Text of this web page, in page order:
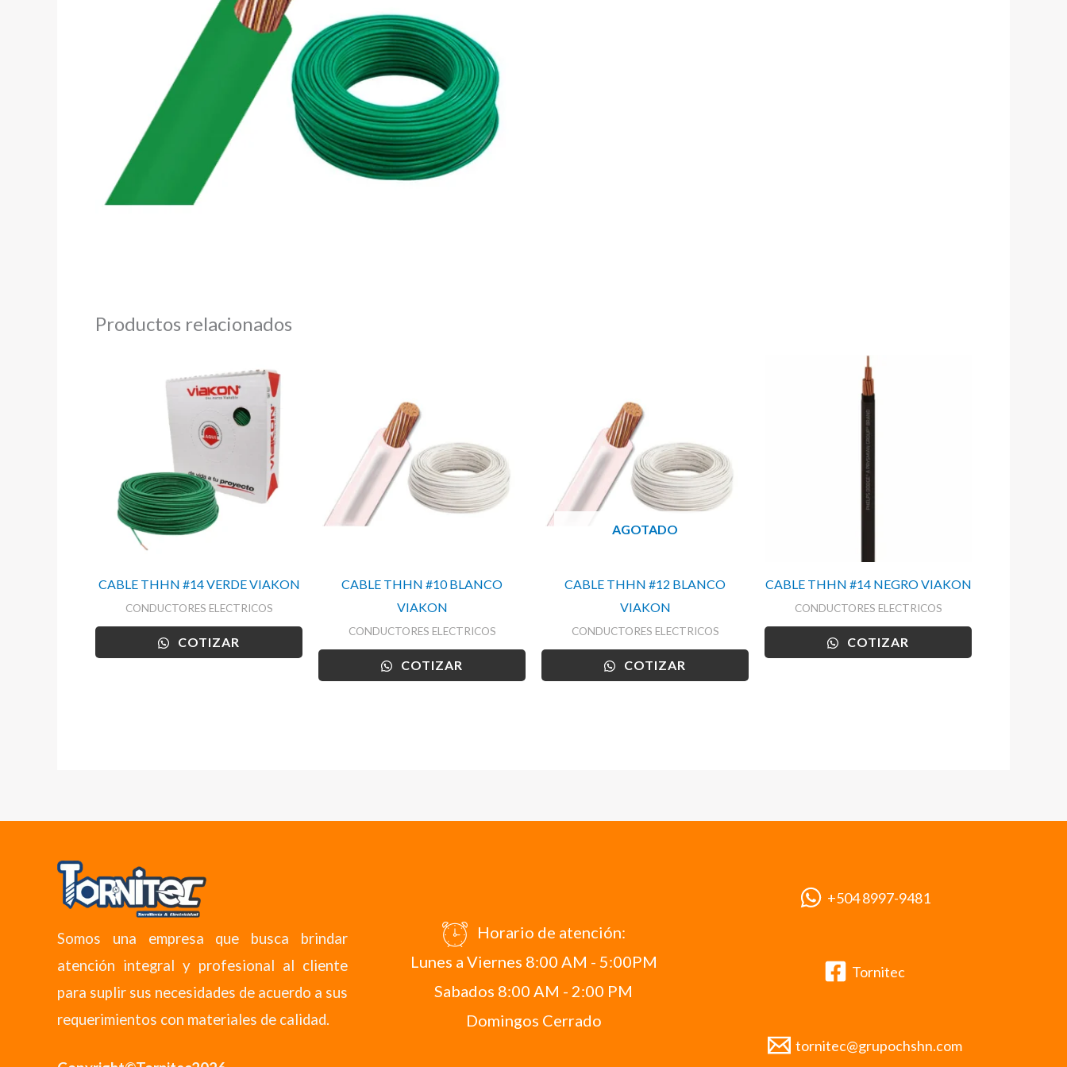
Productos relacionados
CABLE THHN #14 VERDE VIAKON
CONDUCTORES ELECTRICOS
COTIZAR
CABLE THHN #10 BLANCO
VIAKON
CONDUCTORES ELECTRICOS
COTIZAR
AGOTADO
CABLE THHN #12 BLANCO
VIAKON
CONDUCTORES ELECTRICOS
COTIZAR
CABLE THHN #14 NEGRO VIAKON
CONDUCTORES ELECTRICOS
COTIZAR
Somos una empresa que busca brindar
atención integral y profesional al cliente
para suplir sus necesidades de acuerdo a sus
requerimientos con materiales de calidad.
Horario de atención:
Lunes a Viernes 8:00 AM - 5:00PM
Sabados 8:00 AM - 2:00 PM
Domingos Cerrado
+504 8997-9481
Tornitec
tornitec@grupochshn.com